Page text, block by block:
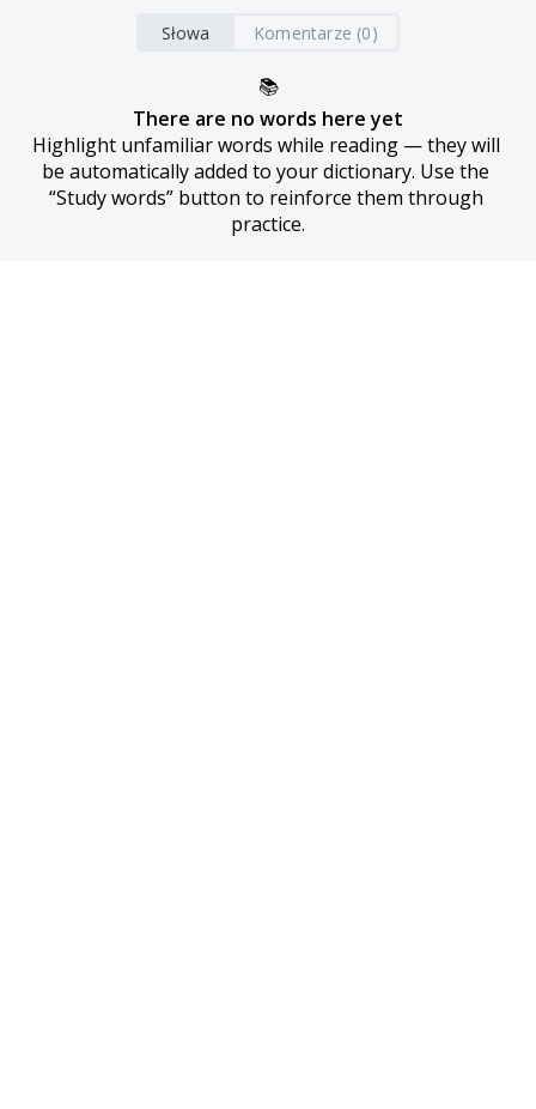
Słowa Komentarze (0)
📚
There are no words here yet
Highlight unfamiliar words while reading — they will
be automatically added to your dictionary. Use the
“Study words” button to reinforce them through
practice.